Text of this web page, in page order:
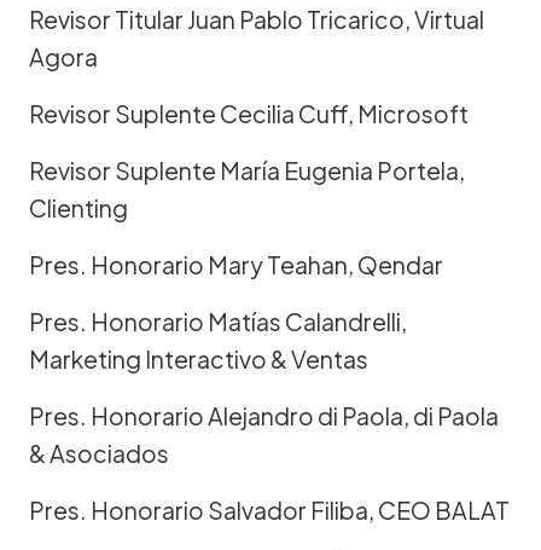
Revisor Titular Juan Pablo Tricarico, Virtual
Agora
Revisor Suplente Cecilia Cuff, Microsoft
Revisor Suplente María Eugenia Portela,
Clienting
Pres. Honorario Mary Teahan, Qendar
Pres. Honorario Matías Calandrelli,
Marketing Interactivo & Ventas
Pres. Honorario Alejandro di Paola, di Paola
& Asociados
Pres. Honorario Salvador Filiba, CEO BALAT